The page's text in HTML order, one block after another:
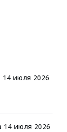
14 июля 2026
14 июля 2026